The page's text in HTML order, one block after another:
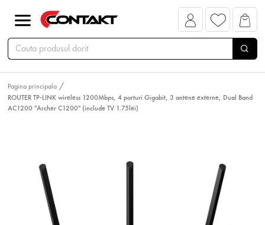
Pagina principala
ROUTER TP-LINK wireless 1200Mbps, 4 porturi Gigabit, 3 antene externe, Dual Band
AC1200 "Archer C1200" (include TV 1.75lei)